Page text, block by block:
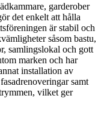
garderober
det enkelt att hålla
är stabil och
såsom bastu,
samlingslokal och gott
marken och har
installation av
samt
vilket ger